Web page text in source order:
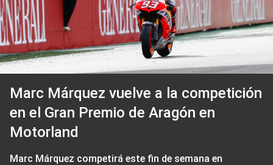
Marc Márquez vuelve a la competición
en el Gran Premio de Aragón en
Motorland
Marc Márquez competirá este fin de semana en